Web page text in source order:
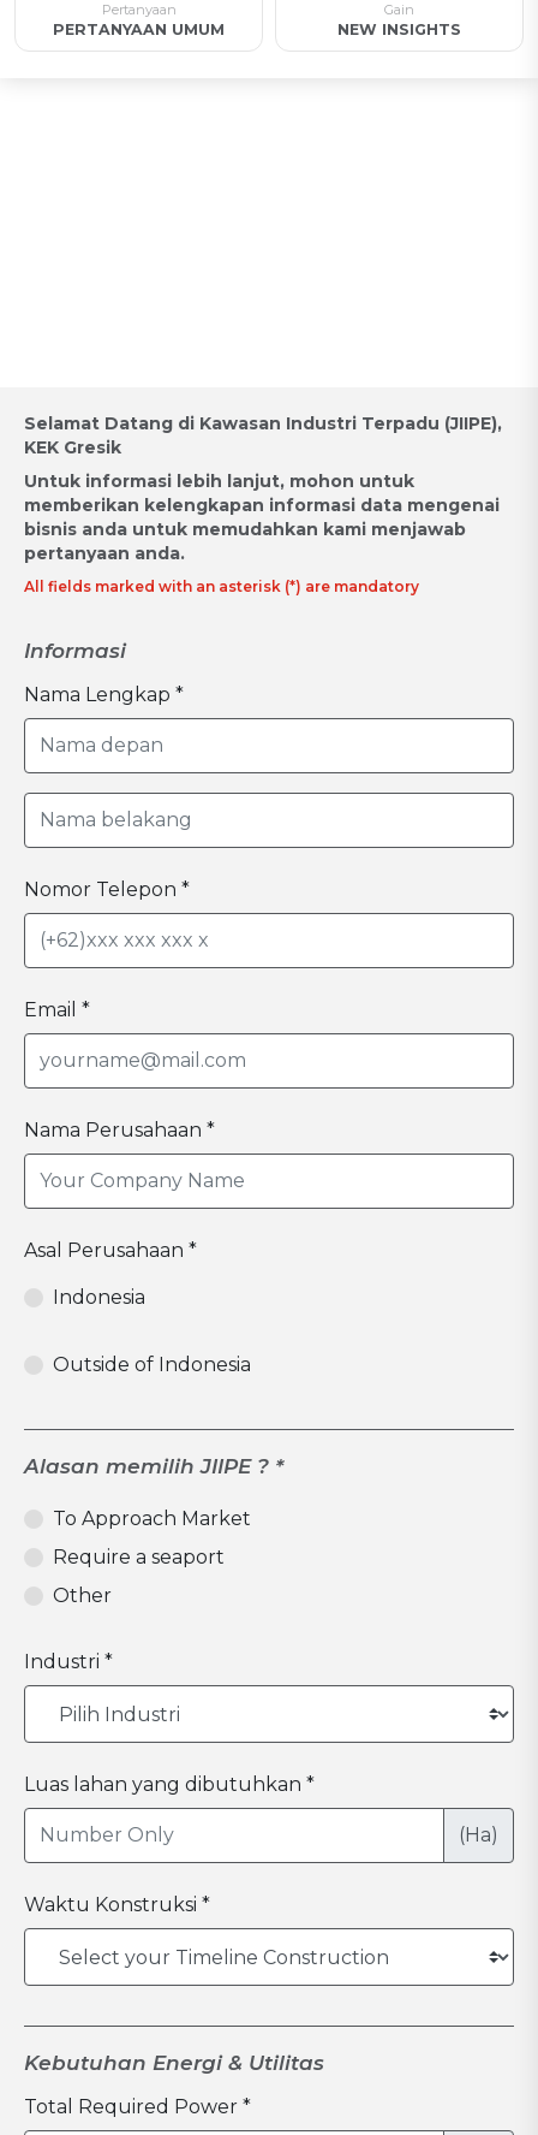
Pertanyaan
PERTANYAAN UMUM
Gain
NEW INSIGHTS
Selamat Datang di Kawasan Industri Terpadu (JIIPE),
KEK Gresik
Untuk informasi lebih lanjut, mohon untuk
memberikan kelengkapan informasi data mengenai
bisnis anda untuk memudahkan kami menjawab
pertanyaan anda.
All fields marked with an asterisk (*) are mandatory
Informasi
Nama Lengkap *
Nomor Telepon *
Email *
Nama Perusahaan *
Asal Perusahaan *
Indonesia
Outside of Indonesia
Alasan memilih JIIPE ? *
To Approach Market
Require a seaport
Other
Industri *
Luas lahan yang dibutuhkan *
(Ha)
Waktu Konstruksi *
Kebutuhan Energi & Utilitas
Total Required Power *